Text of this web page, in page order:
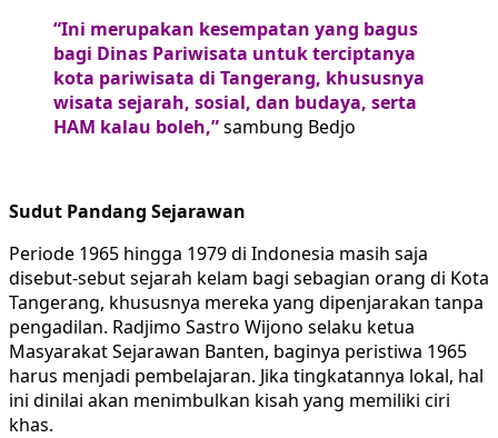
“Ini merupakan kesempatan yang bagus
bagi Dinas Pariwisata untuk terciptanya
kota pariwisata di Tangerang, khususnya
wisata sejarah, sosial, dan budaya, serta
HAM kalau boleh,”sambung Bedjo
Sudut Pandang Sejarawan
Periode 1965 hingga 1979 di Indonesia masih saja
disebut-sebut sejarah kelam bagi sebagian orang di Kota
Tangerang, khususnya mereka yang dipenjarakan tanpa
pengadilan. Radjimo Sastro Wijono selaku ketua
Masyarakat Sejarawan Banten, baginya peristiwa 1965
harus menjadi pembelajaran. Jika tingkatannya lokal, hal
ini dinilai akan menimbulkan kisah yang memiliki ciri
khas.